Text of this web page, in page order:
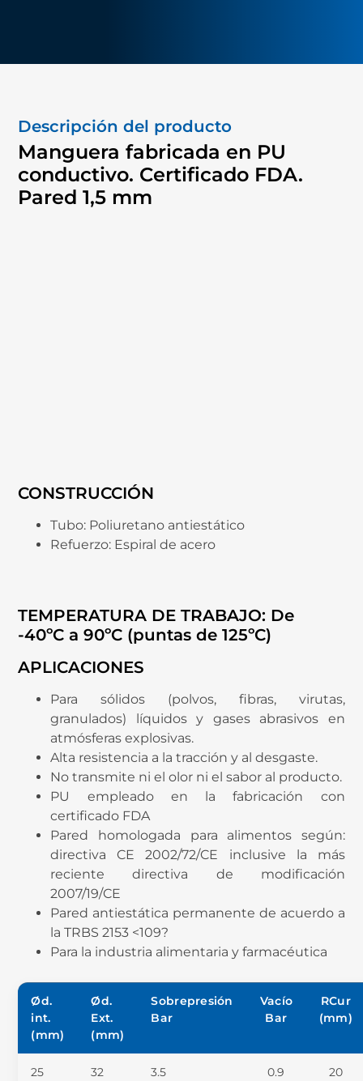
Descripción del producto
Manguera fabricada en PU
conductivo. Certificado FDA.
Pared 1,5 mm
CONSTRUCCIÓN
Tubo: Poliuretano antiestático
Refuerzo: Espiral de acero
TEMPERATURA DE TRABAJO: De
-40ºC a 90ºC (puntas de 125ºC)
APLICACIONES
Para sólidos (polvos, fibras, virutas,
granulados) líquidos y gases abrasivos en
atmósferas explosivas.
Alta resistencia a la tracción y al desgaste.
No transmite ni el olor ni el sabor al producto.
PU empleado en la fabricación con
certificado FDA
Pared homologada para alimentos según:
directiva CE 2002/72/CE inclusive la más
reciente directiva de modificación
2007/19/CE
Pared antiestática permanente de acuerdo a
la TRBS 2153 <109?
Para la industria alimentaria y farmacéutica
Ød.
int.
(mm)
Ød.
Ext.
(mm)
Sobrepresión
Bar
Vacío
Bar
RCur
(mm)
25 32 3.5 0.9 20